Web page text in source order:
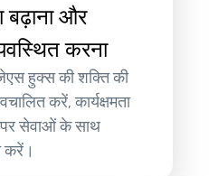
बढ़ाना और
करना
हुक्स की शक्ति की
करें, कार्यक्षमता
सेवाओं के साथ
करें।